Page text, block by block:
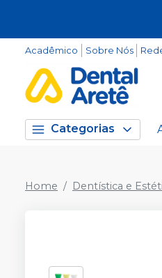
Acadêmico Sobre Nós
Categorias
Home Dentística e